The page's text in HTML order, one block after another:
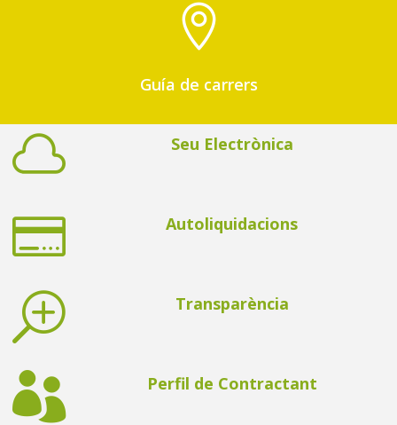

Guía de carrers
 Seu Electrònica
 Autoliquidacions
T Transparència
 Perfil de Contractant